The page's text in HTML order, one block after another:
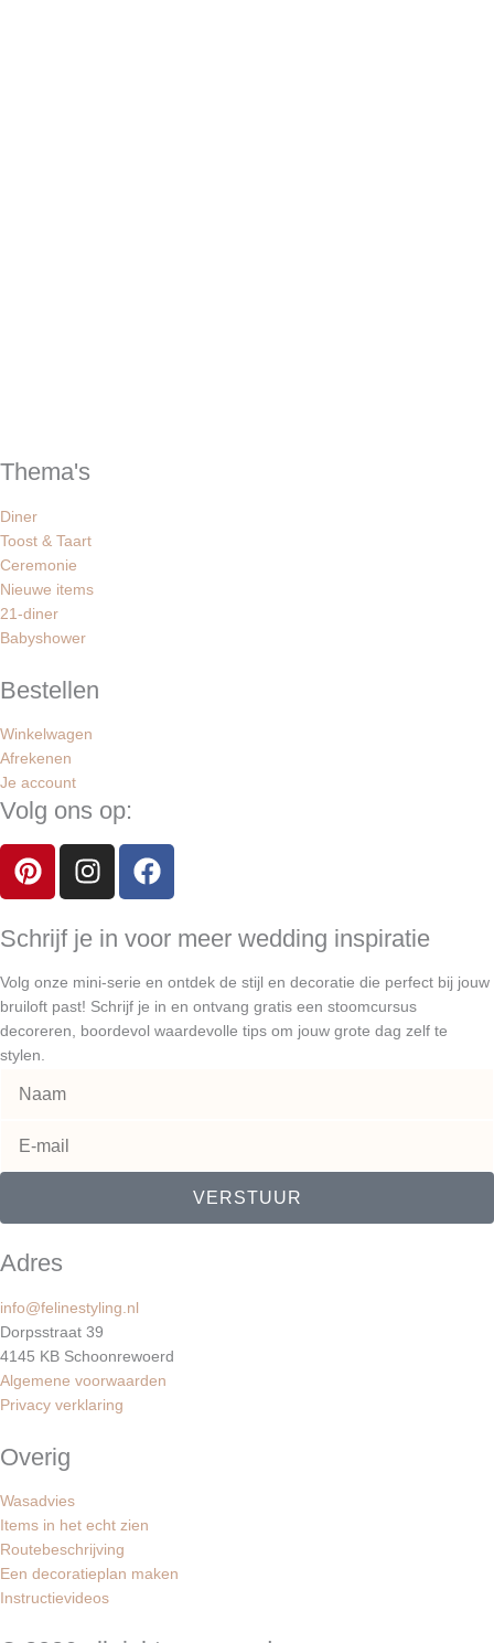
Thema's
Diner
Toost & Taart
Ceremonie
Nieuwe items
21-diner
Babyshower
Bestellen
Winkelwagen
Afrekenen
Je account
Volg ons op:
P
i
t
r
e
s
I
n
t
g
r
F
a
e
o
o
Schrijf je in voor meer wedding inspiratie
Volg onze mini-serie en ontdek de stijl en decoratie die perfect bij jouw
bruiloft past! Schrijf je in en ontvang gratis een stoomcursus
decoreren, boordevol waardevolle tips om jouw grote dag zelf te
stylen.
VERSTUUR
Adres
info@felinestyling.nl
Dorpsstraat 39
4145 KB Schoonrewoerd
Algemene voorwaarden
Privacy verklaring
Overig
Wasadvies
Items in het echt zien
Routebeschrijving
Een decoratieplan maken
Instructievideos